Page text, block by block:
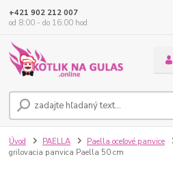
+421 902 212 007
od 8:00 - do 16:00 hod
Úvod PAELLA Paella oceľové panvice
grilovacia panvica Paella 50 cm